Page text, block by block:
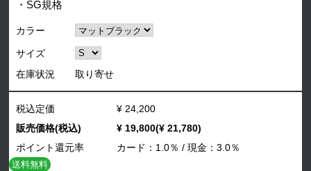
・SG規格
カラー
サイズ
在庫状況
取り寄せ
税込定価
¥ 24,200
販売価格(税込)
¥ 19,800(¥ 21,780)
ポイント還元率
カード：1.0％ / 現金：3.0％
送料無料